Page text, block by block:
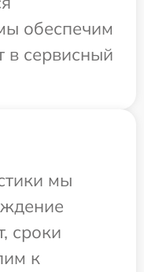
обеспечим
в сервисный
мы
сроки
к